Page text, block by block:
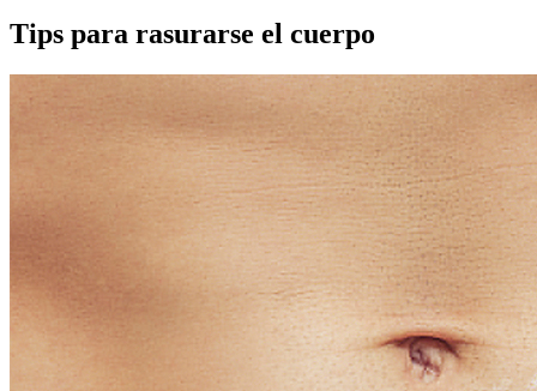
Tips para rasurarse el cuerpo